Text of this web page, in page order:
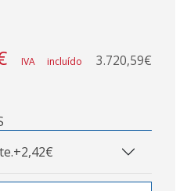
IVA incluído
3.720,59€
+2,42€